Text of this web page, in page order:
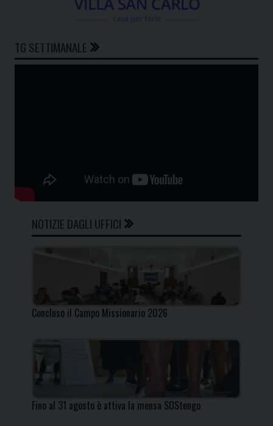
TG SETTIMANALE
NOTIZIE DAGLI UFFICI
Concluso il Campo Missionario 2026
Fino al 31 agosto è attiva la mensa SOStengo